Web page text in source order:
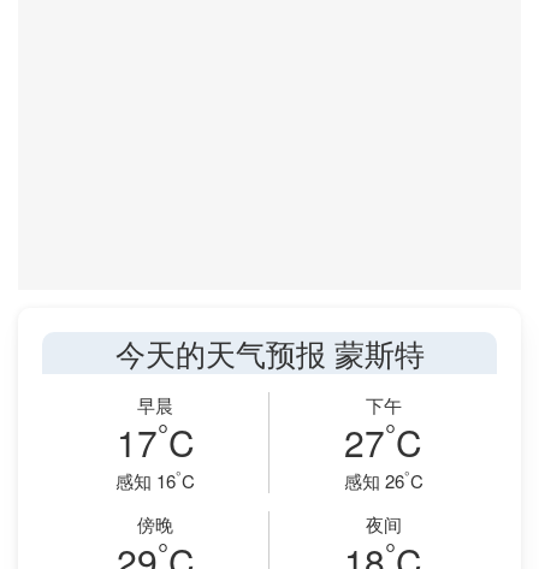
今天的天气预报 蒙斯特
早晨
17°C
感知 16°C
下午
27°C
感知 26°C
傍晚
°
夜间
°